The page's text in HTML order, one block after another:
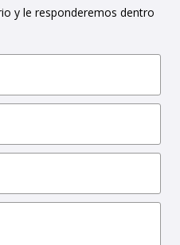
y le responderemos dentro